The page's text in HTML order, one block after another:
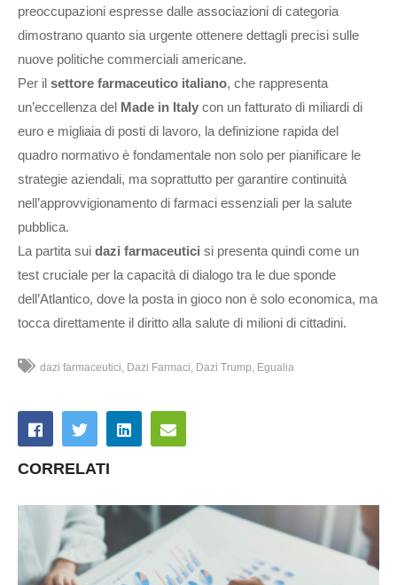
preoccupazioni espresse dalle associazioni di categoria
dimostrano quanto sia urgente ottenere dettagli precisi sulle
nuove politiche commerciali americane.
Per il settore farmaceutico italiano, che rappresenta
un’eccellenza del Made in Italy con un fatturato di miliardi di
euro e migliaia di posti di lavoro, la definizione rapida del
quadro normativo è fondamentale non solo per pianificare le
strategie aziendali, ma soprattutto per garantire continuità
nell’approvvigionamento di farmaci essenziali per la salute
pubblica.
La partita sui dazi farmaceutici si presenta quindi come un
test cruciale per la capacità di dialogo tra le due sponde
dell’Atlantico, dove la posta in gioco non è solo economica, ma
tocca direttamente il diritto alla salute di milioni di cittadini.
dazi farmaceutici Dazi Farmaci Dazi Trump Egualia
CORRELATI